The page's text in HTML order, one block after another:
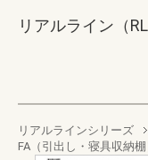
リアルライン（
リアルラインシリーズ
FA（引出し・寝具収納棚